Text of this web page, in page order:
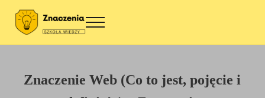
Znaczenia
Menu
Znaczenie Web (Co to jest, pojęcie i